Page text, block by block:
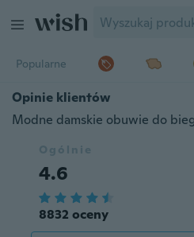
Popularne
Opinie klientów
Ogólnie
4.6
8832 oceny